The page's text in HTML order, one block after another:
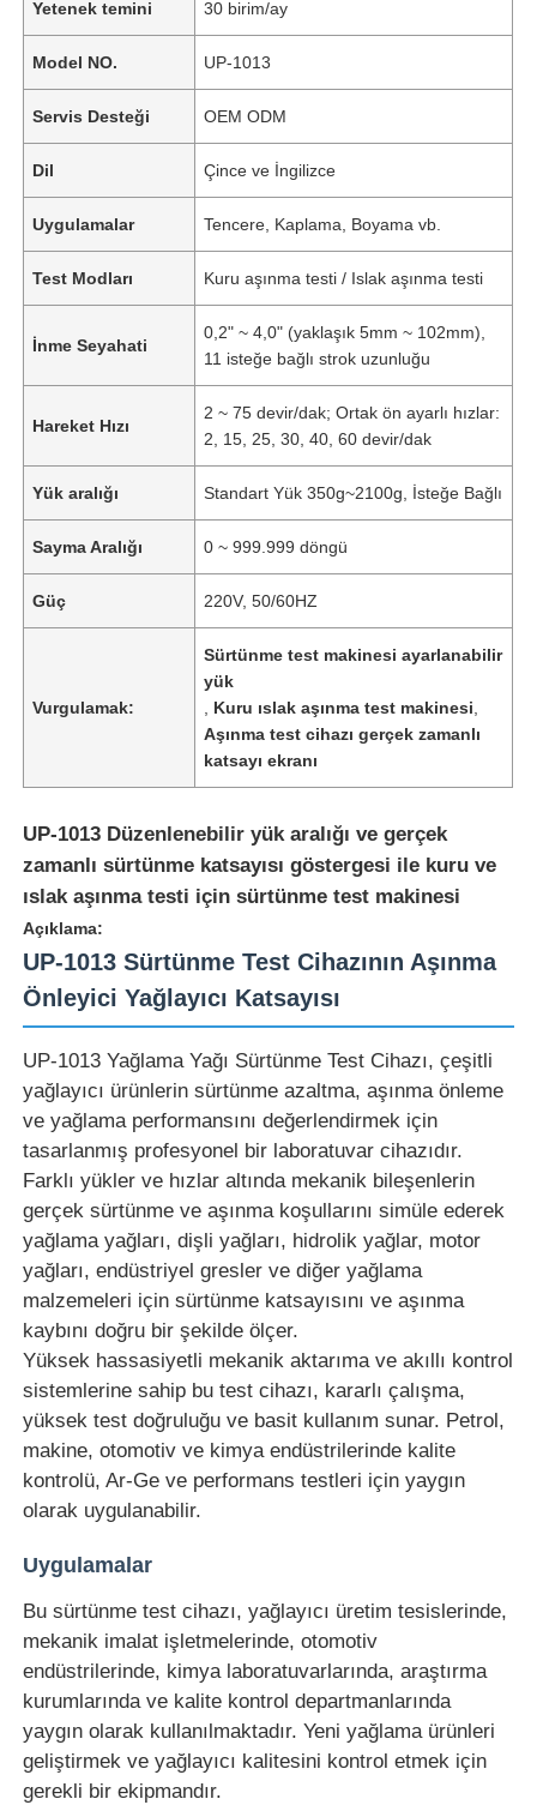
Ana sayfa
Ürünler
Hakkımızda
Fabrika turu
Kalite kontrol
Bize ulaşın
Teklif isteği
Laboratuvar Test Cihazları
Çevresel Test Odası
Evrensel test makinesi
Yetenek temini 30 birim/ay
Model NO. UP-1013
Servis Desteği OEM ODM
Dil Çince ve İngilizce
Uygulamalar Tencere, Kaplama, Boyama vb.
Test Modları Kuru aşınma testi / Islak aşınma testi
İnme Seyahati
0,2" ~ 4,0" (yaklaşık 5mm ~ 102mm),
11 isteğe bağlı strok uzunluğu
Hareket Hızı
2 ~ 75 devir/dak; Ortak ön ayarlı hızlar:
2, 15, 25, 30, 40, 60 devir/dak
Yük aralığı Standart Yük 350g~2100g, İsteğe Bağlı
Sayma Aralığı 0 ~ 999.999 döngü
Güç 220V, 50/60HZ
Vurgulamak:
Sürtünme test makinesi ayarlanabilir
yük
Kuru ıslak aşınma test makinesi
Aşınma test cihazı gerçek zamanlı
katsayı ekranı
UP-1013 Düzenlenebilir yük aralığı ve gerçek
zamanlı sürtünme katsayısı göstergesi ile kuru ve
ıslak aşınma testi için sürtünme test makinesi
Açıklama:
UP-1013 Sürtünme Test Cihazının Aşınma
Önleyici Yağlayıcı Katsayısı
UP-1013 Yağlama Yağı Sürtünme Test Cihazı, çeşitli
yağlayıcı ürünlerin sürtünme azaltma, aşınma önleme
ve yağlama performansını değerlendirmek için
tasarlanmış profesyonel bir laboratuvar cihazıdır.
Farklı yükler ve hızlar altında mekanik bileşenlerin
gerçek sürtünme ve aşınma koşullarını simüle ederek
yağlama yağları, dişli yağları, hidrolik yağlar, motor
yağları, endüstriyel gresler ve diğer yağlama
malzemeleri için sürtünme katsayısını ve aşınma
kaybını doğru bir şekilde ölçer.
Yüksek hassasiyetli mekanik aktarıma ve akıllı kontrol
sistemlerine sahip bu test cihazı, kararlı çalışma,
yüksek test doğruluğu ve basit kullanım sunar. Petrol,
makine, otomotiv ve kimya endüstrilerinde kalite
kontrolü, Ar-Ge ve performans testleri için yaygın
olarak uygulanabilir.
Uygulamalar
Bu sürtünme test cihazı, yağlayıcı üretim tesislerinde,
mekanik imalat işletmelerinde, otomotiv
endüstrilerinde, kimya laboratuvarlarında, araştırma
kurumlarında ve kalite kontrol departmanlarında
yaygın olarak kullanılmaktadır. Yeni yağlama ürünleri
geliştirmek ve yağlayıcı kalitesini kontrol etmek için
gerekli bir ekipmandır.